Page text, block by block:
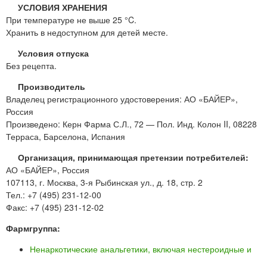
УСЛОВИЯ ХРАНЕНИЯ
При температуре не выше 25 °C.
Хранить в недоступном для детей месте.
Условия отпуска
Без рецепта.
Производитель
Владелец регистрационного удостоверения: АО «БАЙЕР»,
Россия
Произведено: Керн Фарма С.Л., 72 — Пол. Инд. Колон II, 08228
Терраса, Барселона, Испания
Организация, принимающая претензии потребителей:
АО «БАЙЕР», Россия
107113, г. Москва, 3-я Рыбинская ул., д. 18, стр. 2
Тел.: +7 (495) 231-12-00
Факс: +7 (495) 231-12-02
Фармгруппа:
Ненаркотические анальгетики, включая нестероидные и